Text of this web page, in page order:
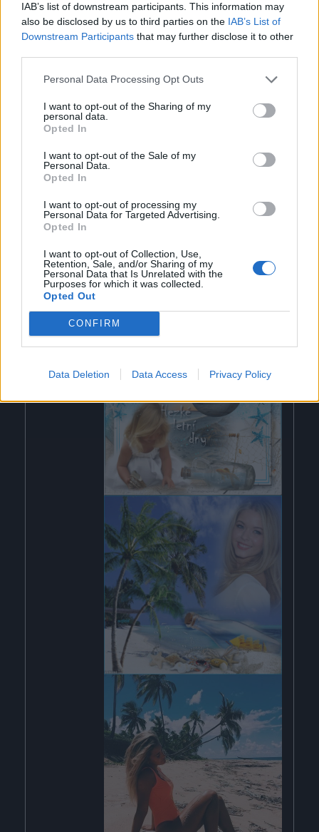
IAB’s list of downstream participants. This information may
also be disclosed by us to third parties on the IAB’s List of
Downstream Participants that may further disclose it to other
Personal Data Processing Opt Outs
I want to opt-out of the Sharing of my
personal data.
Opted In
I want to opt-out of the Sale of my
Personal Data.
Opted In
I want to opt-out of processing my
Personal Data for Targeted Advertising.
Opted In
I want to opt-out of Collection, Use,
Retention, Sale, and/or Sharing of my
Personal Data that Is Unrelated with the
Purposes for which it was collected.
Opted Out
CONFIRM
Data Deletion Data Access Privacy Policy
(před hodinou)